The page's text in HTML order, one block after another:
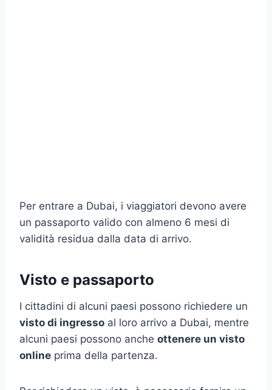
Per entrare a Dubai, i viaggiatori devono avere
un passaporto valido con almeno 6 mesi di
validità residua dalla data di arrivo.
Visto e passaporto
I cittadini di alcuni paesi possono richiedere un
visto di ingresso al loro arrivo a Dubai, mentre
alcuni paesi possono anche ottenere un visto
online prima della partenza.